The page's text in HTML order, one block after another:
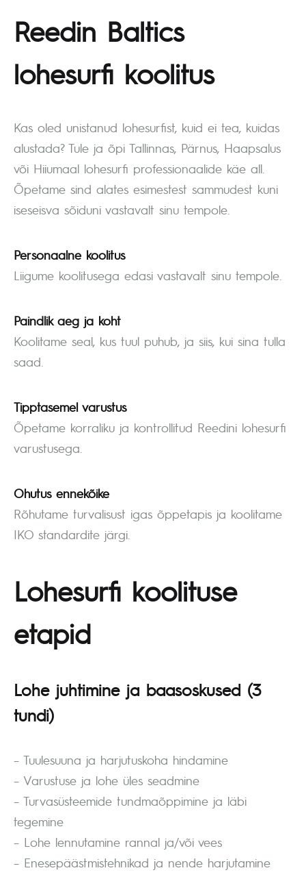
Reedin Baltics
lohesurfi koolitus
Kas oled unistanud lohesurfist, kuid ei tea, kuidas
alustada? Tule ja õpi Tallinnas, Pärnus, Haapsalus
või Hiiumaal lohesurfi professionaalide käe all.
Õpetame sind alates esimestest sammudest kuni
iseseisva sõiduni vastavalt sinu tempole.
Personaalne koolitus
Liigume koolitusega edasi vastavalt sinu tempole.
Paindlik aeg ja koht
Koolitame seal, kus tuul puhub, ja siis, kui sina tulla
saad.
Tipptasemel varustus
Õpetame korraliku ja kontrollitud Reedini lohesurfi
varustusega.
Ohutus ennekõike
Rõhutame turvalisust igas õppetapis ja koolitame
IKO standardite järgi.
Lohesurfi koolituse
etapid
Lohe juhtimine ja baasoskused (3
tundi)
– Tuulesuuna ja harjutuskoha hindamine
– Varustuse ja lohe üles seadmine
– Turvasüsteemide tundmaõppimine ja läbi
tegemine
– Lohe lennutamine rannal ja/või vees
– Enesepäästmistehnikad ja nende harjutamine